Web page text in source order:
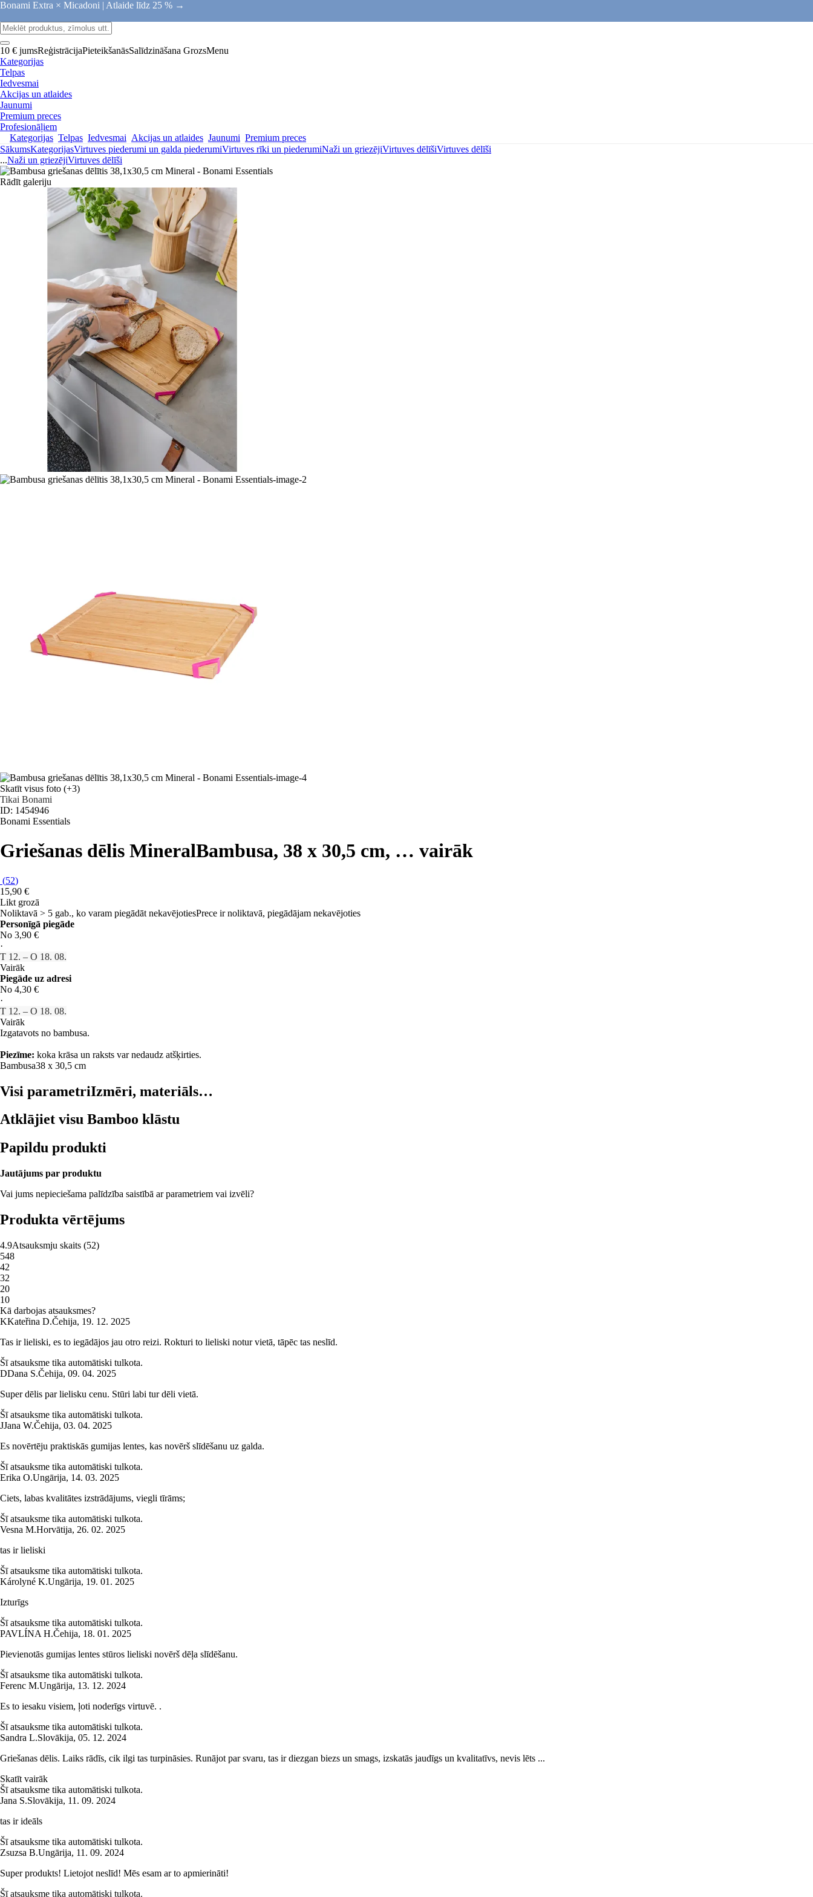
Bonami Extra × Micadoni | Atlaide līdz 25 % →
10 € jumsReģistrācijaPieteikšanāsSalīdzināšana GrozsMenu
Kategorijas
Telpas
Iedvesmai
Akcijas un atlaides
Jaunumi
Premium preces
Profesionāļiem
Kategorijas Telpas Iedvesmai Akcijas un atlaides Jaunumi Premium preces
SākumsKategorijasVirtuves piederumi un galda piederumiVirtuves rīki un piederumiNaži un griezējiVirtuves dēlīšiVirtuves dēlīši
...Naži un griezējiVirtuves dēlīši
Rādīt galeriju
Skatīt visus foto (+3)
Tikai Bonami
ID: 1454946
Bonami Essentials
Griešanas dēlis MineralBambusa, 38 x 30,5 cm, … vairāk
(52)
15,90 €
Likt grozā
Noliktavā > 5 gab., ko varam piegādāt nekavējotiesPrece ir noliktavā, piegādājam nekavējoties
Personīgā piegāde
No 3,90 €
·
T 12. – O 18. 08.
Vairāk
Piegāde uz adresi
No 4,30 €
·
T 12. – O 18. 08.
Vairāk
Izgatavots no bambusa.
Piezīme: koka krāsa un raksts var nedaudz atšķirties.
Bambusa38 x 30,5 cm
Visi parametriIzmēri, materiāls…
Atklājiet visu Bamboo klāstu
Papildu produkti
Jautājums par produktu
Vai jums nepieciešama palīdzība saistībā ar parametriem vai izvēli?
Produkta vērtējums
4.9Atsauksmju skaits (52)
548
42
32
20
10
Kā darbojas atsauksmes?
KKateřina D.Čehija, 19. 12. 2025
Tas ir lieliski, es to iegādājos jau otro reizi. Rokturi to lieliski notur vietā, tāpēc tas neslīd.
Šī atsauksme tika automātiski tulkota.
DDana S.Čehija, 09. 04. 2025
Super dēlis par lielisku cenu. Stūri labi tur dēli vietā.
Šī atsauksme tika automātiski tulkota.
JJana W.Čehija, 03. 04. 2025
Es novērtēju praktiskās gumijas lentes, kas novērš slīdēšanu uz galda.
Šī atsauksme tika automātiski tulkota.
Erika O.Ungārija, 14. 03. 2025
Ciets, labas kvalitātes izstrādājums, viegli tīrāms;
Šī atsauksme tika automātiski tulkota.
Vesna M.Horvātija, 26. 02. 2025
tas ir lieliski
Šī atsauksme tika automātiski tulkota.
Károlyné K.Ungārija, 19. 01. 2025
Izturīgs
Šī atsauksme tika automātiski tulkota.
PAVLÍNA H.Čehija, 18. 01. 2025
Pievienotās gumijas lentes stūros lieliski novērš dēļa slīdēšanu.
Šī atsauksme tika automātiski tulkota.
Ferenc M.Ungārija, 13. 12. 2024
Es to iesaku visiem, ļoti noderīgs virtuvē. .
Šī atsauksme tika automātiski tulkota.
Sandra L.Slovākija, 05. 12. 2024
Griešanas dēlis. Laiks rādīs, cik ilgi tas turpināsies. Runājot par svaru, tas ir diezgan biezs un smags, izskatās jaudīgs un kvalitatīvs, nevis lēts ...
Skatīt vairāk
Šī atsauksme tika automātiski tulkota.
Jana S.Slovākija, 11. 09. 2024
tas ir ideāls
Šī atsauksme tika automātiski tulkota.
Zsuzsa B.Ungārija, 11. 09. 2024
Super produkts! Lietojot neslīd! Mēs esam ar to apmierināti!
Šī atsauksme tika automātiski tulkota.